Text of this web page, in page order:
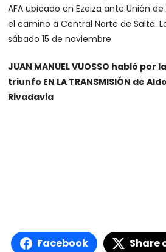
AFA ubicado en Ezeiza ante Unión
el camino a Central Norte de Salta.
sábado 15 de noviembre
JUAN MANUEL VUOSSO habló
triunfo EN LA TRANSMISIÓN de
Rivadavia
Facebook Share